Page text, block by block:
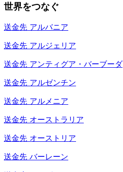
世界をつなぐ
送金先 アルバニア
送金先 アルジェリア
送金先 アンティグア・バーブーダ
送金先 アルゼンチン
送金先 アルメニア
送金先 オーストラリア
送金先 オーストリア
送金先 バーレーン